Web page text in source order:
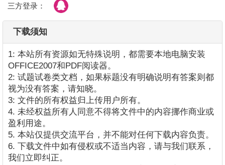
三方登录：
下载须知
1: 本站所有资源如无特殊说明，都需要本地电脑安装
OFFICE2007和PDF阅读器。
2: 试题试卷类文档，如果标题没有明确说明有答案则都
视为没有答案，请知晓。
3: 文件的所有权益归上传用户所有。
4. 未经权益所有人同意不得将文件中的内容挪作商业或
盈利用途。
5. 本站仅提供交流平台，并不能对任何下载内容负责。
6. 下载文件中如有侵权或不适当内容，请与我们联系，
我们立即纠正。